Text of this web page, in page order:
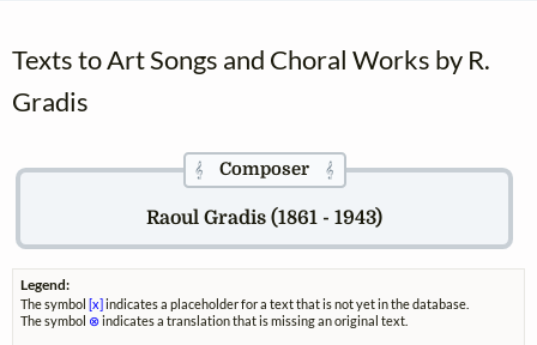
Texts to Art Songs and Choral Works by R.
Gradis
𝄞Composer 𝄞
Raoul Gradis (1861 - 1943)
Legend:
The symbol [x] indicates a placeholder for a text that is not yet in the database.
The symbol ⊗indicates a translation that is missing an original text.